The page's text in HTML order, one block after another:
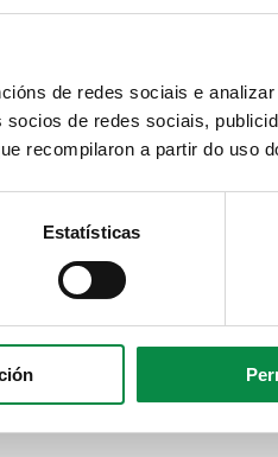
de redes sociais e
de redes sociais,
recompilaron a partir do uso
Estatísticas